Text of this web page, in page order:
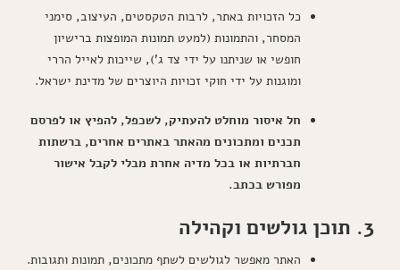
כל הזכויות באתר, לרבות הטקסטים, העיצוב, סימני
המסחר, והתמונות (למעט תמונות המופצות ברישיון
חופשי או שניתנו על ידי צד ג'), שייכות לאייל הררי
ומוגנות על ידי חוקי זכויות היוצרים של מדינת ישראל.
חל איסור מוחלט להעתיק, לשכפל, להפיץ או לפרסם
תכנים ומתכונים מהאתר באתרים אחרים, ברשתות
חברתיות או בכל מדיה אחרת מבלי לקבל אישור
מפורש בכתב.
3. תוכן גולשים וקהילה
האתר מאפשר לגולשים לשתף מתכונים, תמונות ותגובות.